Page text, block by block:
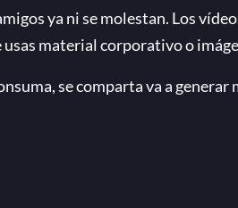
ya ni se molestan. Los
material corporativo o
se comparta va a generar